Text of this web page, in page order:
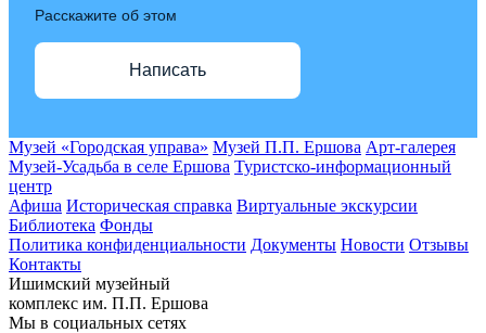
Расскажите об этом
Написать
Музей «Городская управа» Музей П.П. Ершова Арт-галерея
Музей-Усадьба в селе Ершова Туристско-информационный
центр
Афиша Историческая справка Виртуальные экскурсии
Библиотека Фонды
Политика конфиденциальности Документы Новости Отзывы
Контакты
Ишимский музейный
комплекс им. П.П. Ершова
Мы в социальных сетях